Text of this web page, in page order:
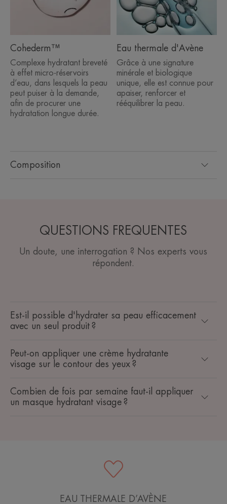
Composition
Cohederm™
Complexe hydratant breveté
à effet micro-réservoirs
d’eau, dans lesquels la peau
peut puiser à la demande,
afin de procurer une
hydratation longue durée.
Eau thermale d'Avène
Grâce à une signature
minérale et biologique
unique, elle est connue pour
apaiser, renforcer et
rééquilibrer la peau.
QUESTIONS FREQUENTES
Un doute, une interrogation ? Nos experts vous
répondent.
Est-il possible d'hydrater sa peau efficacement
avec un seul produit ?
Peut-on appliquer une crème hydratante
visage sur le contour des yeux ?
Combien de fois par semaine faut-il appliquer
un masque hydratant visage ?
EAU THERMALE D’AVÈNE